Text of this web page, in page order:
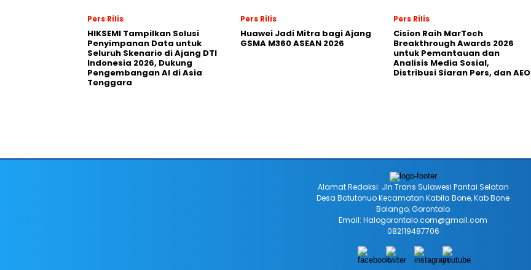
Pers Rilis
HIKSEMI Tampilkan Solusi
Penyimpanan Data untuk
Seluruh Skenario di Ajang DTI
Indonesia 2026, Dukung
Pengembangan AI di Asia
Tenggara
Pers Rilis
Huawei Jadi Mitra bagi Ajang
GSMA M360 ASEAN 2026
Pers Rilis
Cision Raih MarTech
Breakthrough Awards 2026
untuk Pemantauan dan
Analisis Media Sosial,
Distribusi Siaran Pers, dan AEO
Alamat Redaksi: Jln Trans Sulawesi Pantai Selatan
Desa Botutonuo Kecamatan Kabila Bone, Kab Bone
Bolango, Gorontalo
Email: Halogorontalo.com@gmail.com
082119487706